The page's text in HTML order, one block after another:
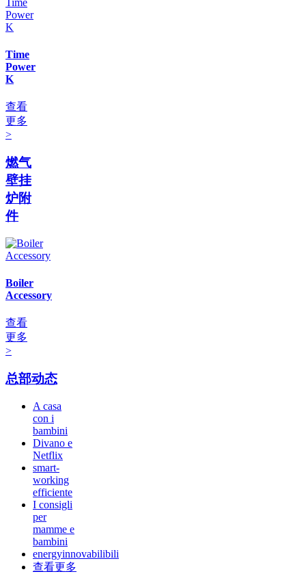
Time
Power
K
查看
更多
>
燃气
壁挂
炉附
件
Boiler
Accessory
查看
更多
>
总部动态
A casa
con i
bambini
Divano e
Netflix
smart-
working
efficiente
I consigli
per
mamme e
bambini
energyinnovabilibili
查看更多